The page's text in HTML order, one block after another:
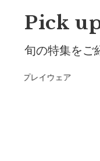
Pick
旬の特集をご
のプレイウェア